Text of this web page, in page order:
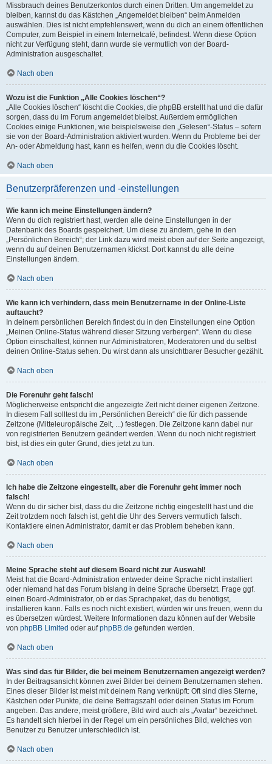
Missbrauch deines Benutzerkontos durch einen Dritten. Um angemeldet zu
bleiben, kannst du das Kästchen „Angemeldet bleiben“ beim Anmelden
auswählen. Dies ist nicht empfehlenswert, wenn du dich an einem öffentlichen
Computer, zum Beispiel in einem Internetcafé, befindest. Wenn diese Option
nicht zur Verfügung steht, dann wurde sie vermutlich von der Board-
Administration ausgeschaltet.
Nach oben
Wozu ist die Funktion „Alle Cookies löschen“?
„Alle Cookies löschen“ löscht die Cookies, die phpBB erstellt hat und die dafür
sorgen, dass du im Forum angemeldet bleibst. Außerdem ermöglichen
Cookies einige Funktionen, wie beispielsweise den „Gelesen“-Status – sofern
sie von der Board-Administration aktiviert wurden. Wenn du Probleme bei der
An- oder Abmeldung hast, kann es helfen, wenn du die Cookies löscht.
Nach oben
Benutzerpräferenzen und -einstellungen
Wie kann ich meine Einstellungen ändern?
Wenn du dich registriert hast, werden alle deine Einstellungen in der
Datenbank des Boards gespeichert. Um diese zu ändern, gehe in den
„Persönlichen Bereich“; der Link dazu wird meist oben auf der Seite angezeigt,
wenn du auf deinen Benutzernamen klickst. Dort kannst du alle deine
Einstellungen ändern.
Nach oben
Wie kann ich verhindern, dass mein Benutzername in der Online-Liste
auftaucht?
In deinem persönlichen Bereich findest du in den Einstellungen eine Option
„Meinen Online-Status während dieser Sitzung verbergen“. Wenn du diese
Option einschaltest, können nur Administratoren, Moderatoren und du selbst
deinen Online-Status sehen. Du wirst dann als unsichtbarer Besucher gezählt.
Nach oben
Die Forenuhr geht falsch!
Möglicherweise entspricht die angezeigte Zeit nicht deiner eigenen Zeitzone.
In diesem Fall solltest du im „Persönlichen Bereich“ die für dich passende
Zeitzone (Mitteleuropäische Zeit, ...) festlegen. Die Zeitzone kann dabei nur
von registrierten Benutzern geändert werden. Wenn du noch nicht registriert
bist, ist dies ein guter Grund, dies jetzt zu tun.
Nach oben
Ich habe die Zeitzone eingestellt, aber die Forenuhr geht immer noch
falsch!
Wenn du dir sicher bist, dass du die Zeitzone richtig eingestellt hast und die
Zeit trotzdem noch falsch ist, geht die Uhr des Servers vermutlich falsch.
Kontaktiere einen Administrator, damit er das Problem beheben kann.
Nach oben
Meine Sprache steht auf diesem Board nicht zur Auswahl!
Meist hat die Board-Administration entweder deine Sprache nicht installiert
oder niemand hat das Forum bislang in deine Sprache übersetzt. Frage ggf.
einen Board-Administrator, ob er das Sprachpaket, das du benötigst,
installieren kann. Falls es noch nicht existiert, würden wir uns freuen, wenn du
es übersetzen würdest. Weitere Informationen dazu können auf der Website
von phpBB Limited oder aufphpBB.de gefunden werden.
Nach oben
Was sind das für Bilder, die bei meinem Benutzernamen angezeigt werden?
In der Beitragsansicht können zwei Bilder bei deinem Benutzernamen stehen.
Eines dieser Bilder ist meist mit deinem Rang verknüpft: Oft sind dies Sterne,
Kästchen oder Punkte, die deine Beitragszahl oder deinen Status im Forum
angeben. Das andere, meist größere, Bild wird auch als „Avatar“ bezeichnet.
Es handelt sich hierbei in der Regel um ein persönliches Bild, welches von
Benutzer zu Benutzer unterschiedlich ist.
Nach oben